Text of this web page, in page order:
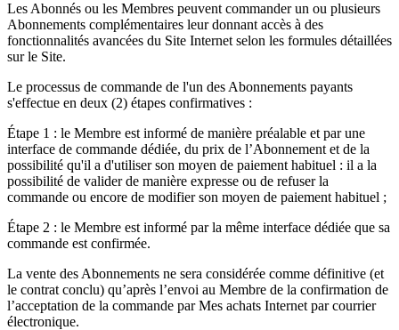
Les Abonnés ou les Membres peuvent commander un ou plusieurs
Abonnements complémentaires leur donnant accès à des
fonctionnalités avancées du Site Internet selon les formules détaillées
sur le Site.
Le processus de commande de l'un des Abonnements payants
s'effectue en deux (2) étapes confirmatives :
Étape 1 : le Membre est informé de manière préalable et par une
interface de commande dédiée, du prix de l’Abonnement et de la
possibilité qu'il a d'utiliser son moyen de paiement habituel : il a la
possibilité de valider de manière expresse ou de refuser la
commande ou encore de modifier son moyen de paiement habituel ;
Étape 2 : le Membre est informé par la même interface dédiée que sa
commande est confirmée.
La vente des Abonnements ne sera considérée comme définitive (et
le contrat conclu) qu’après l’envoi au Membre de la confirmation de
l’acceptation de la commande par Mes achats Internet par courrier
électronique.